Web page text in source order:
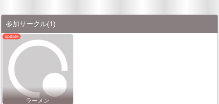
参加サークル(1)
ラーメン